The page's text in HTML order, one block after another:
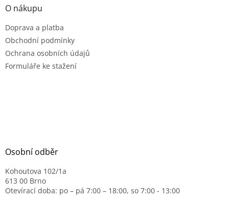
O nákupu
Doprava a platba
Obchodní podmínky
Ochrana osobních údajů
Formuláře ke stažení
Osobní odběr
Kohoutova 102/1a
613 00 Brno
Otevírací doba: po – pá 7:00 – 18:00, so 7:00 - 13:00